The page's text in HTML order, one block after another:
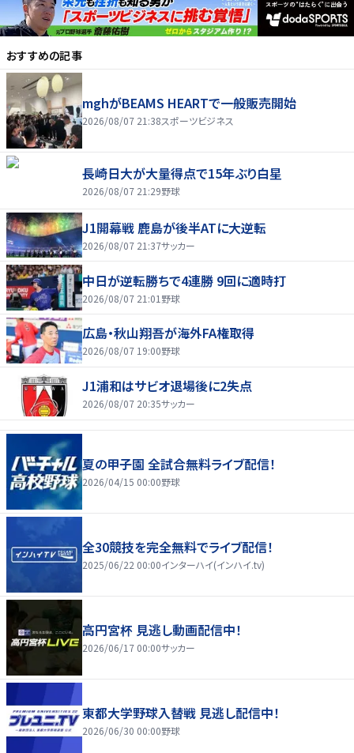
おすすめの記事
mghがBEAMS HEARTで一般販売開始
2026/08/07 21:38スポーツビジネス
長崎日大が大量得点で15年ぶり白星
2026/08/07 21:29野球
J1開幕戦 鹿島が後半ATに大逆転
2026/08/07 21:37サッカー
中日が逆転勝ちで4連勝 9回に適時打
2026/08/07 21:01 野球
広島・秋山翔吾が海外FA権取得
2026/08/07 19:00野球
J1浦和はサビオ退場後に2失点
2026/08/07 20:35サッカー
夏の甲子園 全試合無料ライブ配信！
2026/04/15 00:00野球
全30競技を完全無料でライブ配信！
2025/06/22 00:00インターハイ(インハイ.tv)
高円宮杯 見逃し動画配信中！
2026/06/17 00:00サッカー
東都大学野球入替戦 見逃し配信中！
2026/06/30 00:00野球